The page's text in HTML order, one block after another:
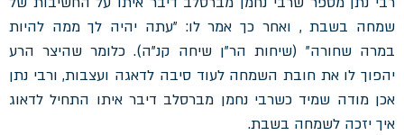
שמחה בשבת , ואחר כך אמר לו: "עתה יהיה לך ממה להיות
במרה שחורה" (שיחות הר"ן שיחה קנ"ה). כלומר שהיצר הרע
יהפוך לו את חובת השמחה לעוד סיבה לדאגה ועצבות, ורבי נתן
אכן מודה שמיד כשרבי נחמן מברסלב דיבר איתו התחיל לדאוג
איך יזכה לשמחה בשבת.